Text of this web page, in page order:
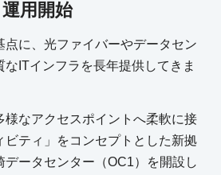
代ネットワークインフラ構築を見
とオプテージのソリューションを
センター(OC1)、コーポレートPPA
用開始
点に、光ファイバーやデータセン
なITインフラを長年提供してきま
様なアクセスポイントへ柔軟に接
ビティ」をコンセプトとした新拠
データセンター（OC1）を開設し